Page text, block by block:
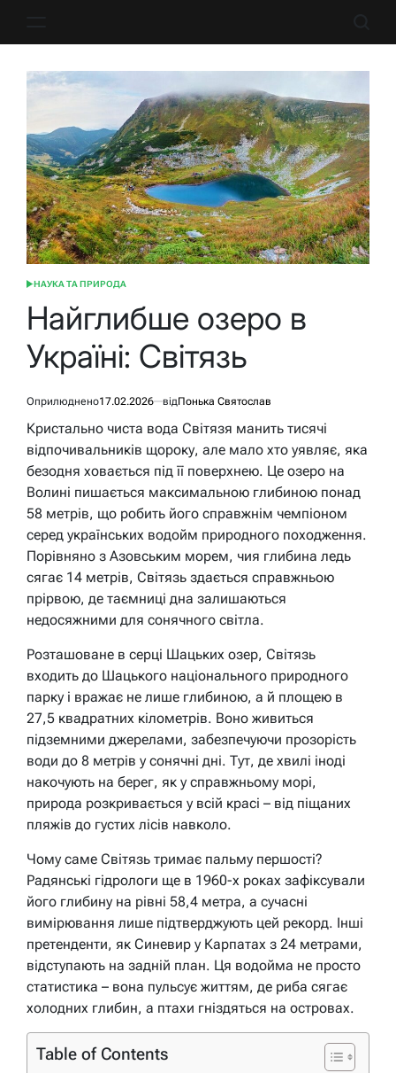
ОПУБЛІКУВАТИ
НАУКА ТА ПРИРОДА
Найглибше озеро в
Україні: Світязь
Оприлюднено17.02.2026 відПонька Святослав
Кристально чиста вода Світязя манить тисячі
відпочивальників щороку, але мало хто уявляє, яка
безодня ховається під її поверхнею. Це озеро на
Волині пишається максимальною глибиною понад
58 метрів, що робить його справжнім чемпіоном
серед українських водойм природного походження.
Порівняно з Азовським морем, чия глибина ледь
сягає 14 метрів, Світязь здається справжньою
прірвою, де таємниці дна залишаються
недосяжними для сонячного світла.
Розташоване в серці Шацьких озер, Світязь
входить до Шацького національного природного
парку і вражає не лише глибиною, а й площею в
27,5 квадратних кілометрів. Воно живиться
підземними джерелами, забезпечуючи прозорість
води до 8 метрів у сонячні дні. Тут, де хвилі іноді
накочують на берег, як у справжньому морі,
природа розкривається у всій красі – від піщаних
пляжів до густих лісів навколо.
Чому саме Світязь тримає пальму першості?
Радянські гідрологи ще в 1960-х роках зафіксували
його глибину на рівні 58,4 метра, а сучасні
вимірювання лише підтверджують цей рекорд. Інші
претенденти, як Синевир у Карпатах з 24 метрами,
відступають на задній план. Ця водойма не просто
статистика – вона пульсує життям, де риба сягає
холодних глибин, а птахи гніздяться на островах.
Table of Contents